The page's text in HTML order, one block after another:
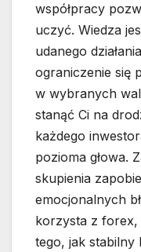
współpracy
uczyć. Wiedza
udanego
ograniczenie się
w wybranych
stanąć Ci na
każdego
pozioma głowa.
skupienia
emocjonalnych
korzysta z forex,
tego, jak stabilny